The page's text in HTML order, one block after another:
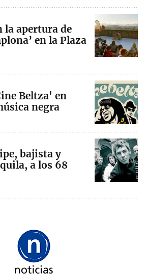
la apertura de
en la Plaza
Beltza' en
negra
bajista y
a los 68